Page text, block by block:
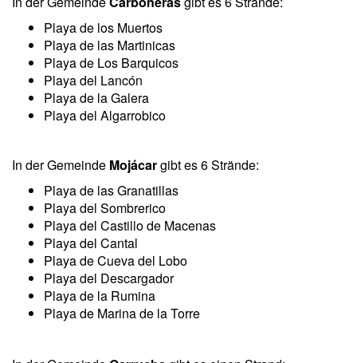
Playa de los Muertos
Playa de las Martinicas
Playa de Los Barquicos
Playa del Lancón
Playa de la Galera
Playa del Algarrobico
In der Gemeinde Mojácargibt es6Strände:
Playa de las Granatillas
Playa del Sombrerico
Playa del Castillo de Macenas
Playa del Cantal
Playa de Cueva del Lobo
Playa del Descargador
Playa de la Rumina
Playa de Marina de la Torre